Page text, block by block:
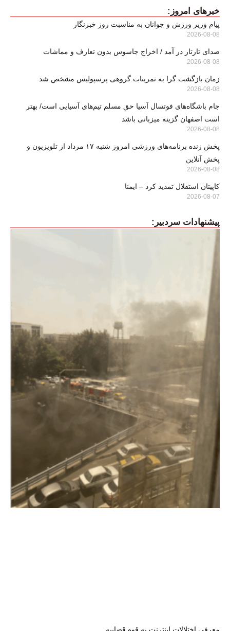
خبرهای امروز:
پیام وزیر ورزش و جوانان به مناسبت روز خبرنگار
2026-08-08
صدای تارتار در آمد / اخراج جاسوس بدون تعارف و مماشات
2026-08-08
زمان بازگشت گرا به تمرینات گروهی پرسپولیس مشخص شد
2026-08-08
جام باشگاه‌های فوتسال آسیا حق مسلم تیم‌های آسیایی است/ بهتر
است اصفهان گزینه میزبانی باشد
2026-08-08
پخش زنده برنامه‌های ورزشی امروز شنبه ۱۷ مرداد از تلویزیون و
پخش آنلاین
2026-08-08
کاپیتان استقلال تمدید کرد – ایمنا
2026-08-07
پیشنهادات سردبیر:
معرفی اختلالات اینترنت به قوه قضاییه